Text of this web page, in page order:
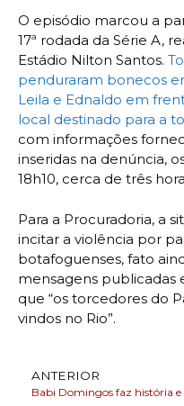
O episódio marcou a
17ª rodada da Série A,
Estádio Nilton Santos.
penduraram bonecos
Leila e Ednaldo em
local destinado para a
com informações
inseridas na denúncia,
18h10, cerca de três
Para a Procuradoria, a
incitar a violência por
botafoguenses, fato
mensagens publicadas
que “os torcedores do
vindos no Rio”.
ANTERIOR